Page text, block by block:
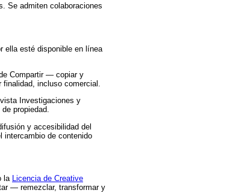
Se admiten colaboraciones
ella esté disponible en línea
Compartir — copiar y
incluso comercial.
Investigaciones y
propiedad.
y accesibilidad del
intercambio de contenido
la Licencia de Creative
— remezclar, transformar y